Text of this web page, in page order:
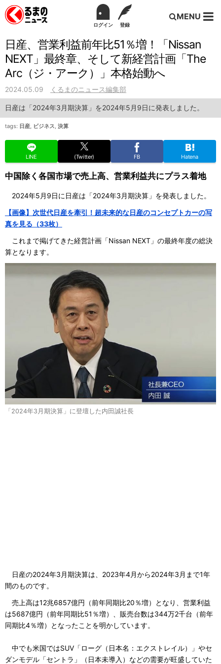
ログイン 登録
MENU
日産、営業利益前年比51％増！「Nissan
NEXT」最終章、そして新経営計画「The
Arc（ジ・アーク）」本格始動へ
2024.05.09 くるまのニュース編集部
日産は「2024年3月期決算」を2024年5月9日に発表しました。
tags: 日産, ビジネス, 決算
LINE (Twitter) FB Hatena
中国除く各国市場で売上高、営業利益共にプラス着地
2024年5月9日に日産は「2024年3月期決算」を発表しました。
【画像】次世代日産を牽引！超未来的な日産のコンセプトカーの写
真を見る（33枚）
これまで掲げてきた経営計画「Nissan NEXT」の最終年度の総決
算となります。
「2024年3月期決算」に登壇した内田誠社長
日産の2024年3月期決算は、2023年4月から2024年3月まで1年
間のものです。
売上高は12兆6857億円（前年同期比20％増）となり、営業利益
は5687億円（前年同期比51％増）、販売台数は344万2千台（前年
同期比4％増）となったことを明かしています。
中でも米国ではSUV「ローグ（日本名：エクストレイル）」やセ
ダンモデル「セントラ」（日本未導入）などの需要が旺盛していた